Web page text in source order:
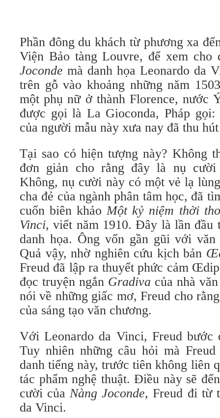
Phần đông du khách từ phương xa
Viện Bảo tàng Louvre, để xem cho
Joconde mà danh họa Leonardo da
trên gỗ vào khoảng những năm
một phụ nữ ở thành Florence, nước
được gọi là La Gioconda, Pháp
của người mẫu này xưa nay đã thu
Tại sao có hiện tượng này? Không
đơn giản cho rằng đây là nụ
Không, nụ cười này có một vẻ lạ
cha đẻ của ngành phân tâm học, đã
cuốn biên khảoMột kỷ niệm thời
Vinci, viết năm 1910. Đây là lần đầu
danh họa. Ông vốn gần gũi với
Quả vậy, nhờ nghiên cứu kịch bản
Freud đã lập ra thuyết phức cảm
đọc truyện ngắn Gradiva của nhà
nói về những giấc mơ, Freud cho
của sáng tạo văn chương.
Với Leonardo da Vinci, Freud bước
Tuy nhiên những câu hỏi mà
danh tiếng này, trước tiên không liên
tác phẩm nghệ thuật. Điều này sẽ
cười củaNàng Joconde, Freud đi từ
da Vinci.